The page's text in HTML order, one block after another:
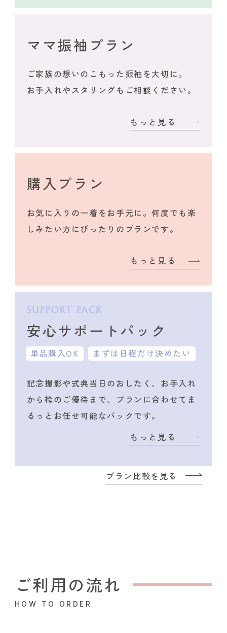
ママ振袖プラン
ご家族の想いのこもった振袖を大切に。
お手入れやスタリングもご相談ください。
もっと見る
購入プラン
お気に入りの一着をお手元に。何度でも楽
しみたい方にぴったりのプランです。
もっと見る
安心サポートパック
単品購入OK まずは日程だけ決めたい
記念撮影や式典当日のおしたく、 お手入れ
から袴のご優待まで、プランに合わせて ま
るっとお任せ可能なパックです。
もっと見る
プラン比較を見る
ご利用の流れ
HOW TO ORDER